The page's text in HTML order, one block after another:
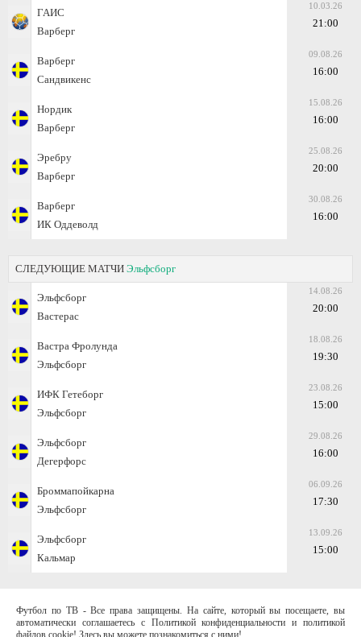
ГАИС
Варберг
10.03.26
21:00
Варберг
Сандвикенс
09.08.26
16:00
Нордик
Варберг
15.08.26
16:00
Эребру
Варберг
25.08.26
20:00
Варберг
ИК Оддеволд
30.08.26
16:00
СЛЕДУЮЩИЕ МАТЧИ Эльфсборг
Эльфсборг
Вастерас
14.08.26
20:00
Вастра Фролунда
Эльфсборг
18.08.26
19:30
ИФК Гетеборг
Эльфсборг
23.08.26
15:00
Эльфсборг
Дегерфорс
29.08.26
16:00
Броммапойкарна
Эльфсборг
06.09.26
17:30
Эльфсборг
Кальмар
13.09.26
15:00
Футбол по ТВ - Все права защищены. На сайте, который вы посещаете, вы
автоматически соглашаетесь с Политикой конфиденциальности и политикой
файлов cookie! Здесь вы можете познакомиться с ними!